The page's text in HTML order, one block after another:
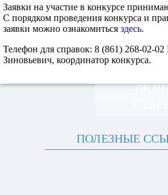
Заявки на участие в конкурсе
С порядком проведения конкурса и
заявки можно ознакомиться здесь.
Телефон для справок: 8 (861) 268-02-
Зиновьевич, координатор конкурса.
ПОЛЕЗНЫЕ